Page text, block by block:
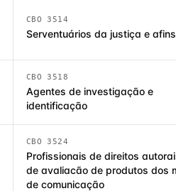
CBO 3514
Serventuários da justiça e afins
CBO 3518
Agentes de investigação e
identificação
CBO 3524
Profissionais de direitos
de avaliacão de produtos dos
de comunicação